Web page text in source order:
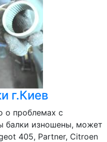
г.Киев
о проблемах с
балки изношены, может
405, Partner, Citroen